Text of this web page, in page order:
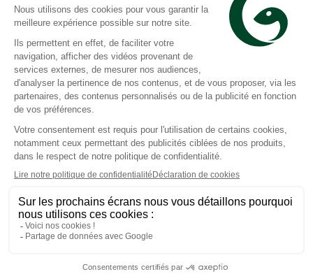
Précautions d'emploi
Composition
Caractéristiques